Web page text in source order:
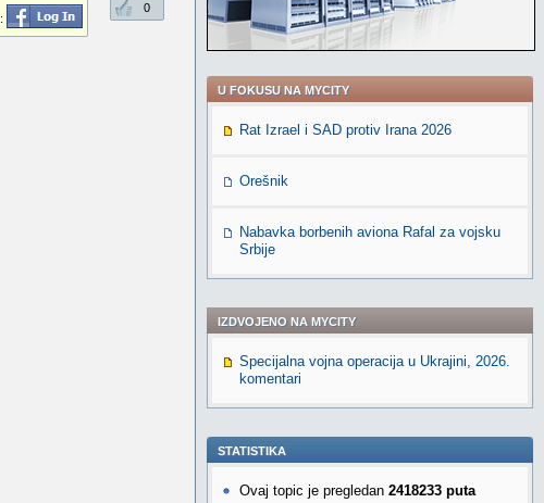
0
:
U FOKUSU NA MYCITY
Rat Izrael i SAD protiv Irana 2026
Orešnik
Nabavka borbenih aviona Rafal za vojsku
Srbije
IZDVOJENO NA MYCITY
Specijalna vojna operacija u Ukrajini, 2026.
komentari
STATISTIKA
Ovaj topic je pregledan 2418233 puta